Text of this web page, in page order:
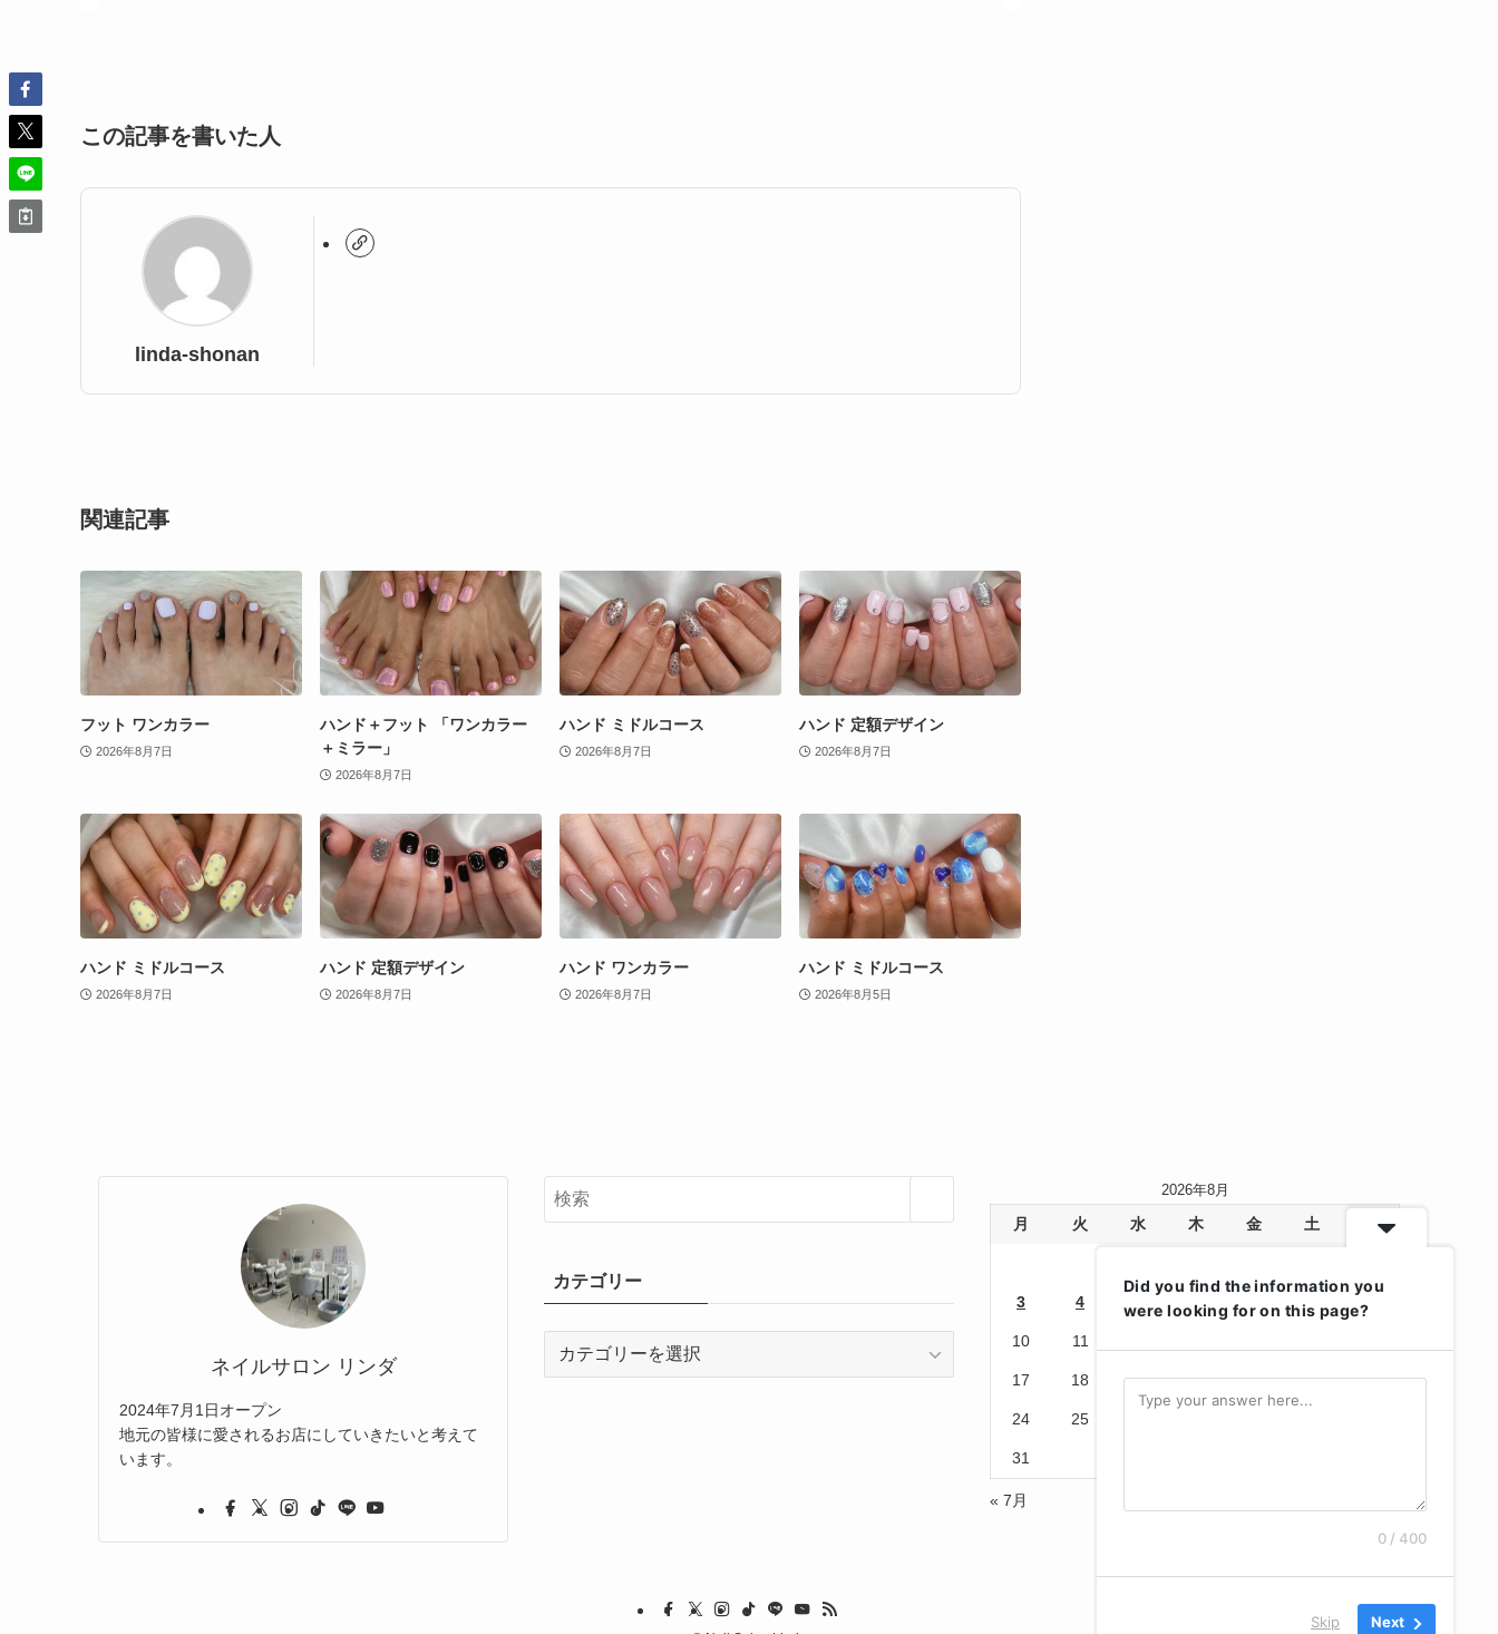
この記事を書いた人
linda-shonan
関連記事
フット ワンカラー
2026年8月7日
ハンド＋フット 「ワンカラー
＋ミラー」
2026年8月7日
ハンド ミドルコース
2026年8月7日
ハンド 定額デザイン
2026年8月7日
ハンド ミドルコース
2026年8月7日
ハンド 定額デザイン
2026年8月7日
ハンド ワンカラー
2026年8月7日
ハンド ミドルコース
2026年8月5日
ネイルサロン リンダ
2024年7月1日オープン
地元の皆様に愛されるお店にしていきたいと考えて
います。
カテゴリー
2026年8月
月 火 水 木 金 土
3 4 6 9
10 11
17 18 19 20 21 22 23
24 25
31
« 7月
Did you find the information you
were looking for on this page?
0 / 400
Skip Next